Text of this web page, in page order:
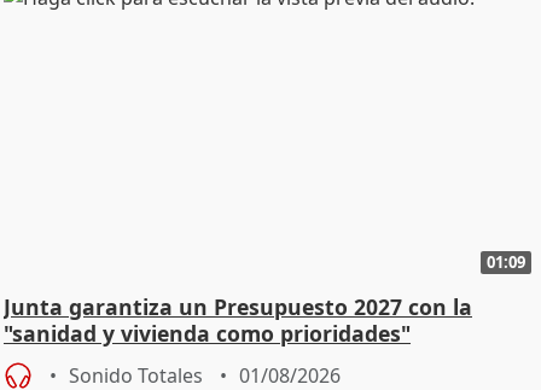
01:09
Junta garantiza un Presupuesto 2027 con la
"sanidad y vivienda como prioridades"
Sonido Totales 01/08/2026